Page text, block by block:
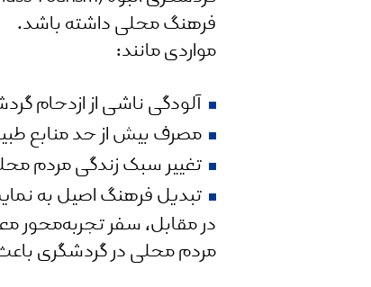
فرهنگ محلی داشته باشد.
مواردی مانند:
آلودگی ناشی از ازدحام
مصرف بیش از حد منابع
تغییر سبک زندگی مردم
تبدیل فرهنگ اصیل به
در مقابل، سفر تجربه‌محور
مردم محلی در گردشگری